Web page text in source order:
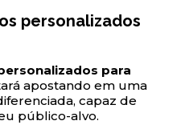
personalizados
para
apostando em uma
capaz de
público-alvo.